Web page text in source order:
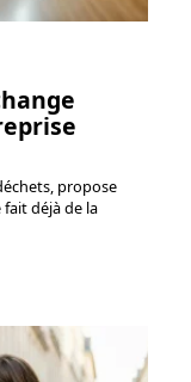
propose
déjà de la